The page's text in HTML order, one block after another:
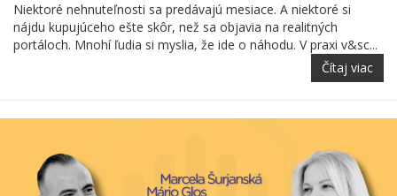
Niektoré nehnuteľnosti sa predávajú mesiace. A niektoré si
nájdu kupujúceho ešte skôr, než sa objavia na realitných
portáloch. Mnohí ľudia si myslia, že ide o náhodu. V praxi v&sc...
Čítaj viac